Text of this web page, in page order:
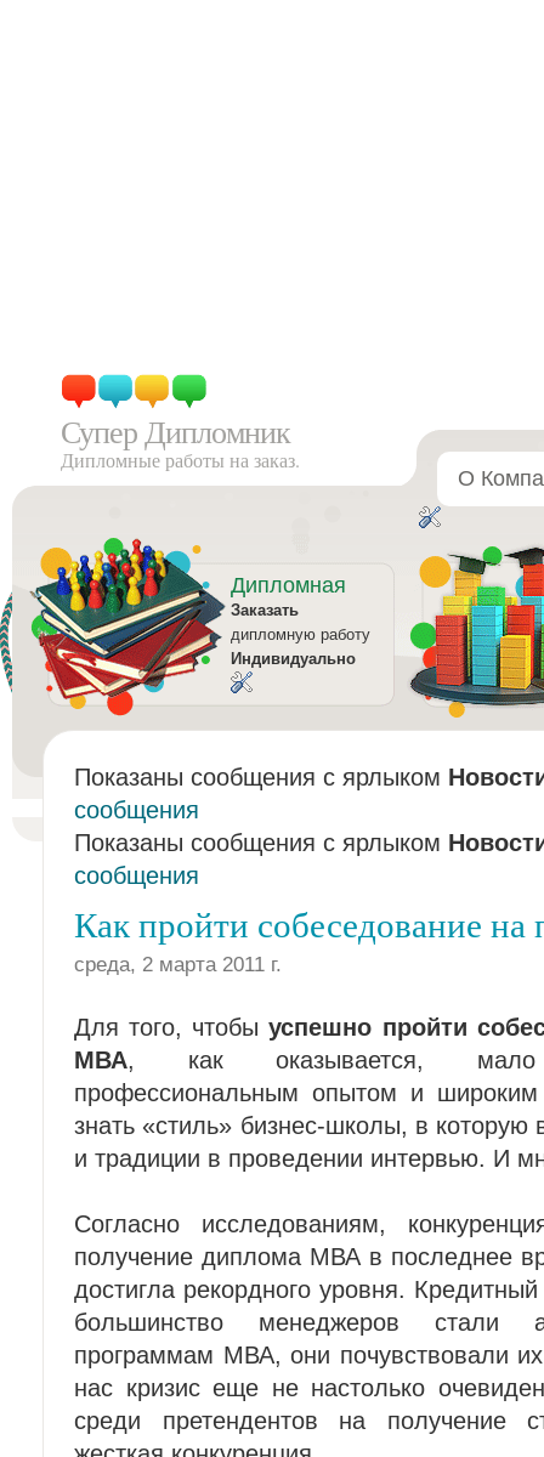
Супер Дипломник
Дипломные работы на заказ.
О
Дипломная
Заказать
дипломную работу
Индивидуально
Показаны сообщения с ярлыком
сообщения
Показаны сообщения с ярлыком
сообщения
Как пройти собеседование
среда, 2 марта 2011 г.
Для того, чтобыуспешно пройти
МВА, как оказывается, мало
профессиональным опытом и
знать «стиль» бизнес-школы, в которую
и традиции в проведении интервью. И
Согласно исследованиям,
получение диплома МВА в последнее
достигла рекордного уровня.
большинство менеджеров стали
программам МВА, они почувствовали
нас кризис еще не настолько
среди претендентов на получение